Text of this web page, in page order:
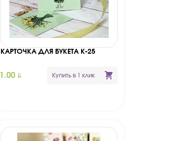
КАРТОЧКА ДЛЯ БУКЕТА К-25
1.00 BYN Купить в 1 клик